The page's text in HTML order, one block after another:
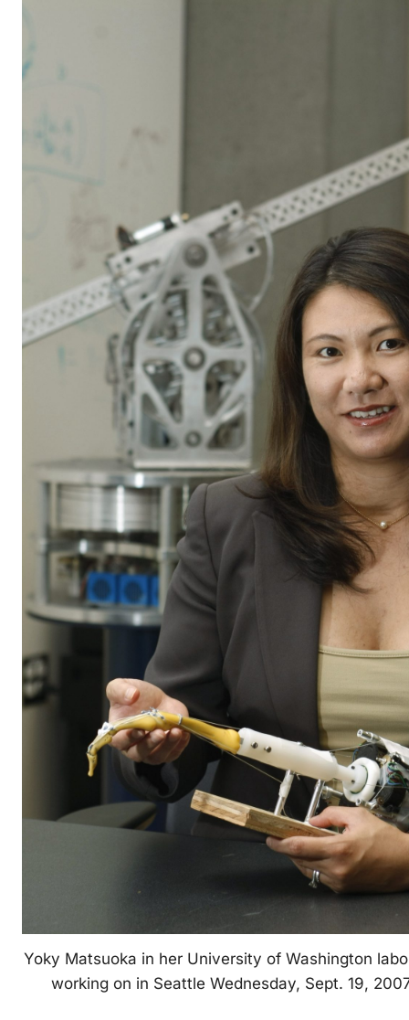
Yoky Matsuoka in her University of Washington
working on in Seattle Wednesday, Sept. 19,